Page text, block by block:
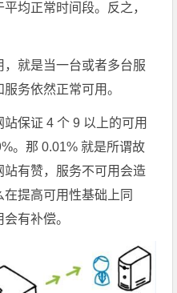
均正常时间段。反之，
就是当一台或者多台服
务依然正常可用。
保证 4 个 9 以上的可用
。那 0.01% 就是所谓故
站有赞，服务不可用会造
提高可用性基础上同
有补偿。